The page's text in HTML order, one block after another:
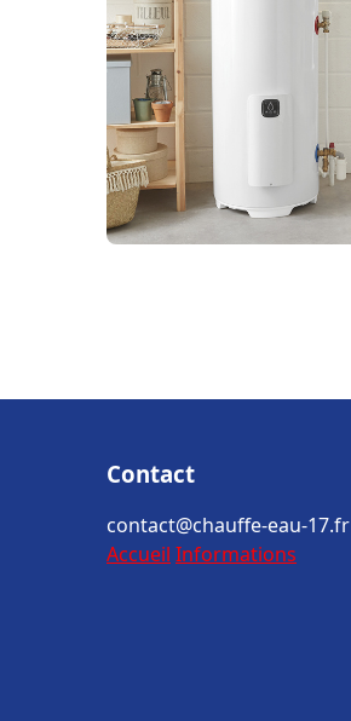
Contact
contact@chauffe-eau-17.fr
Accueil Informations